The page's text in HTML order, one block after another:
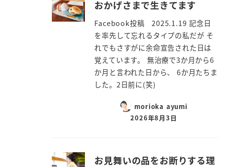
おかげさまで生きてます
Facebook投稿 2025.1.19 記念日
を率先して忘れるタイプの私だが そ
れでもさすがに余命宣告された日は
覚えています。 無治療で3か月から6
か月と言われた日から、 6か月たちま
した。2日前に(笑)
morioka ayumi
2026年8月3日
お見舞いの品をお断りする理